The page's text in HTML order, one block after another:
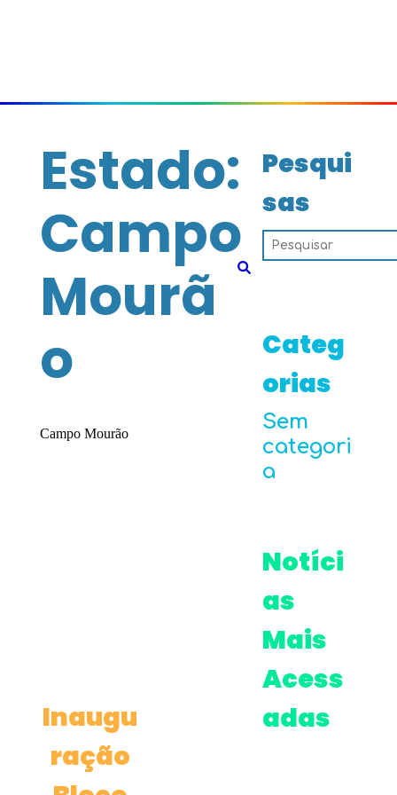
Estado:
Campo
Mourã
o
Campo Mourão
Inaugu
ração
Pesqui
sas
Categ
orias
Sem
categori
a
Notíci
as
Mais
Acess
adas